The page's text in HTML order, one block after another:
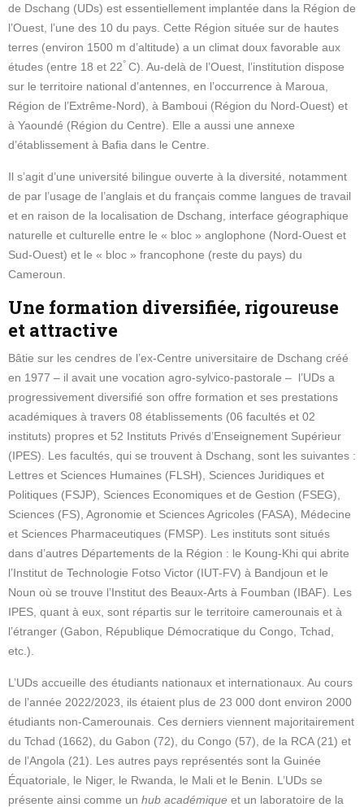
de Dschang (UDs) est essentiellement implantée dans la Région de
l’Ouest, l’une des 10 du pays. Cette Région située sur de hautes
terres (environ 1500 m d’altitude) a un climat doux favorable aux
études (entre 18 et 22° C). Au-delà de l’Ouest, l’institution dispose
sur le territoire national d’antennes, en l’occurrence à Maroua,
Région de l’Extrême-Nord), à Bamboui (Région du Nord-Ouest) et
à Yaoundé (Région du Centre). Elle a aussi une annexe
d’établissement à Bafia dans le Centre.
Il s’agit d’une université bilingue ouverte à la diversité, notamment
de par l’usage de l’anglais et du français comme langues de travail
et en raison de la localisation de Dschang, interface géographique
naturelle et culturelle entre le « bloc » anglophone (Nord-Ouest et
Sud-Ouest) et le « bloc » francophone (reste du pays) du
Cameroun.
Une formation diversifiée, rigoureuse
et attractive
Bâtie sur les cendres de l’ex-Centre universitaire de Dschang créé
en 1977 – il avait une vocation agro-sylvico-pastorale – l’UDs a
progressivement diversifié son offre formation et ses prestations
académiques à travers 08 établissements (06 facultés et 02
instituts) propres et 52 Instituts Privés d’Enseignement Supérieur
(IPES). Les facultés, qui se trouvent à Dschang, sont les suivantes :
Lettres et Sciences Humaines (FLSH), Sciences Juridiques et
Politiques (FSJP), Sciences Economiques et de Gestion (FSEG),
Sciences (FS), Agronomie et Sciences Agricoles (FASA), Médecine
et Sciences Pharmaceutiques (FMSP). Les instituts sont situés
dans d’autres Départements de la Région : le Koung-Khi qui abrite
l’Institut de Technologie Fotso Victor (IUT-FV) à Bandjoun et le
Noun où se trouve l’Institut des Beaux-Arts à Foumban (IBAF). Les
IPES, quant à eux, sont répartis sur le territoire camerounais et à
l’étranger (Gabon, République Démocratique du Congo, Tchad,
etc.).
L’UDs accueille des étudiants nationaux et internationaux. Au cours
de l’année 2022/2023, ils étaient plus de 23 000 dont environ 2000
étudiants non-Camerounais. Ces derniers viennent majoritairement
du Tchad (1662), du Gabon (72), du Congo (57), de la RCA (21) et
de l’Angola (21). Les autres pays représentés sont la Guinée
Équatoriale, le Niger, le Rwanda, le Mali et le Benin. L’UDs se
présente ainsi comme un hub académique et un laboratoire de la